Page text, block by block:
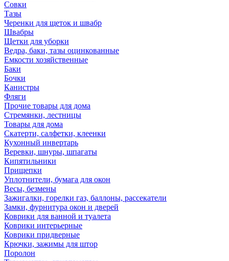
Совки
Тазы
Черенки для щеток и швабр
Швабры
Щетки для уборки
Ведра, баки, тазы оцинкованные
Емкости хозяйственные
Баки
Бочки
Канистры
Фляги
Прочие товары для дома
Стремянки, лестницы
Товары для дома
Скатерти, салфетки, клеенки
Кухонный инвертарь
Веревки, шнуры, шпагаты
Кипятильники
Прищепки
Уплотнители, бумага для окон
Весы, безмены
Зажигалки, горелки газ, баллоны, рассекатели
Замки, фурнитура окон и дверей
Коврики для ванной и туалета
Коврики интерьерные
Коврики придверные
Крючки, зажимы для штор
Поролон